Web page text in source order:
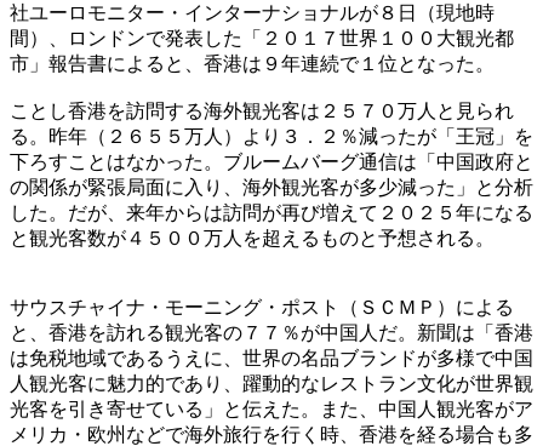
社ユーロモニター・インターナショナルが８日（現地時
間）、ロンドンで発表した「２０１７世界１００大観光都
市」報告書によると、香港は９年連続で１位となった。
ことし香港を訪問する海外観光客は２５７０万人と見られ
る。昨年（２６５５万人）より３．２％減ったが「王冠」を
下ろすことはなかった。ブルームバーグ通信は「中国政府と
の関係が緊張局面に入り、海外観光客が多少減った」と分析
した。だが、来年からは訪問が再び増えて２０２５年になる
と観光客数が４５００万人を超えるものと予想される。
サウスチャイナ・モーニング・ポスト（ＳＣＭＰ）による
と、香港を訪れる観光客の７７％が中国人だ。新聞は「香港
は免税地域であるうえに、世界の名品ブランドが多様で中国
人観光客に魅力的であり、躍動的なレストラン文化が世界観
光客を引き寄せている」と伝えた。また、中国人観光客がア
メリカ・欧州などで海外旅行を行く時、香港を経る場合も多